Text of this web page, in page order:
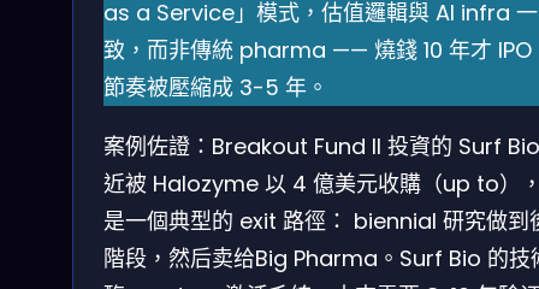
as a Service」模式，估值邏輯與 AI infra 一
致，而非傳統 pharma —— 燒錢 10 年才 IPO
節奏被壓縮成 3-5 年。
案例佐證：Breakout Fund II 投資的 Surf
近被 Halozyme 以 4 億美元收購（up to）
是一個典型的 exit 路徑： biennial 研究做到
階段，然后卖给Big Pharma。Surf Bio 的技